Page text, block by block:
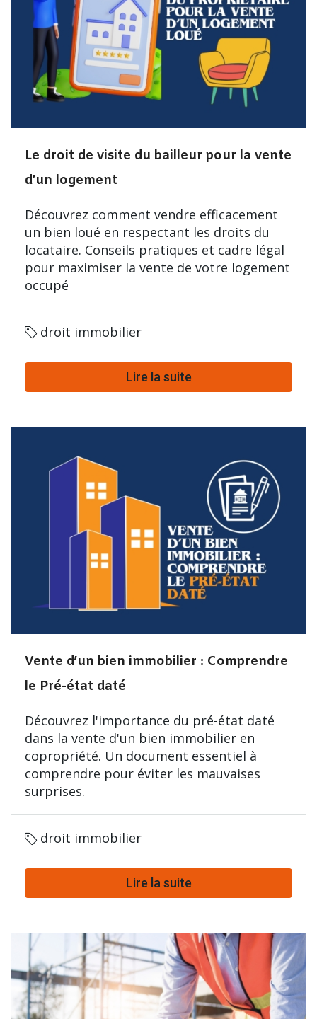
Le droit de visite du bailleur pour la vente
d’un logement
Découvrez comment vendre efficacement
un bien loué en respectant les droits du
locataire. Conseils pratiques et cadre légal
pour maximiser la vente de votre logement
occupé
droit immobilier
Lire la suite
Vente d’un bien immobilier : Comprendre
le Pré-état daté
Découvrez l'importance du pré-état daté
dans la vente d'un bien immobilier en
copropriété. Un document essentiel à
comprendre pour éviter les mauvaises
surprises.
droit immobilier
Lire la suite